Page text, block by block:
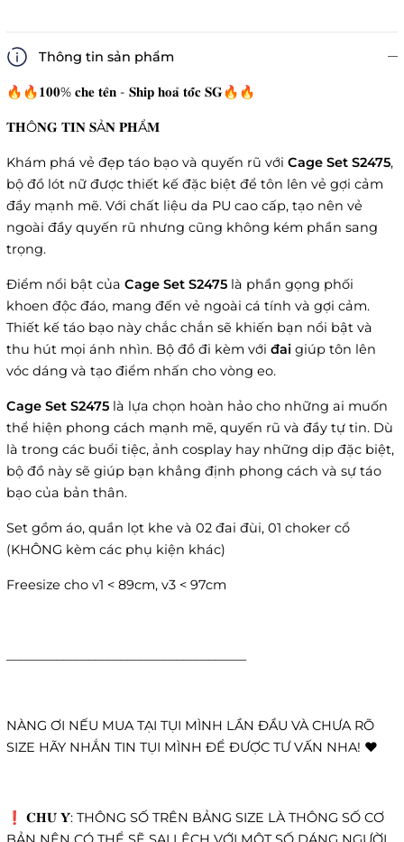
Thông tin sản phẩm
🔥🔥𝟏𝟎𝟎% 𝐜𝐡𝐞 𝐭𝐞̂𝐧 - 𝐒𝐡𝐢𝐩 𝐡𝐨𝐚̉ 𝐭𝐨̂́𝐜 𝐒𝐆🔥🔥
𝐓𝐇Ô𝐍𝐆 𝐓𝐈𝐍 𝐒Ả𝐍 𝐏𝐇Ẩ𝐌
Khám phá vẻ đẹp táo bạo và quyến rũ với Cage Set S2475,
bộ đồ lót nữ được thiết kế đặc biệt để tôn lên vẻ gợi cảm
đầy mạnh mẽ. Với chất liệu da PU cao cấp, tạo nên vẻ
ngoài đầy quyến rũ nhưng cũng không kém phần sang
trọng.
Điểm nổi bật của Cage Set S2475 là phần gọng phối
khoen độc đáo, mang đến vẻ ngoài cá tính và gợi cảm.
Thiết kế táo bạo này chắc chắn sẽ khiến bạn nổi bật và
thu hút mọi ánh nhìn. Bộ đồ đi kèm với đai giúp tôn lên
vóc dáng và tạo điểm nhấn cho vòng eo.
Cage Set S2475 là lựa chọn hoàn hảo cho những ai muốn
thể hiện phong cách mạnh mẽ, quyến rũ và đầy tự tin. Dù
là trong các buổi tiệc, ảnh cosplay hay những dịp đặc biệt,
bộ đồ này sẽ giúp bạn khẳng định phong cách và sự táo
bạo của bản thân.
Set gồm áo, quần lọt khe và 02 đai đùi, 01 choker cổ
(KHÔNG kèm các phụ kiện khác)
Freesize cho v1 < 89cm, v3 < 97cm
NÀNG ƠI NẾU MUA TẠI TỤI MÌNH LẦN ĐẦU VÀ CHƯA RÕ
SIZE HÃY NHẮN TIN TỤI MÌNH ĐỂ ĐƯỢC TƯ VẤN NHA! ❤️
❗️ 𝐂𝐇𝐔́ 𝐘́: THÔNG SỐ TRÊN BẢNG SIZE LÀ THÔNG SỐ CƠ